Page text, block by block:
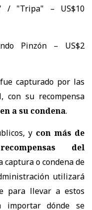
/ "Tripa" – US$10
Pinzón – US$2
capturado por las
con su recompensa
a su condena.
y con más de
del
captura o condena de
utilizará
para llevar a estos
importar dónde se